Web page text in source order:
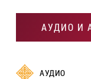
АУДИО И
АУДИО